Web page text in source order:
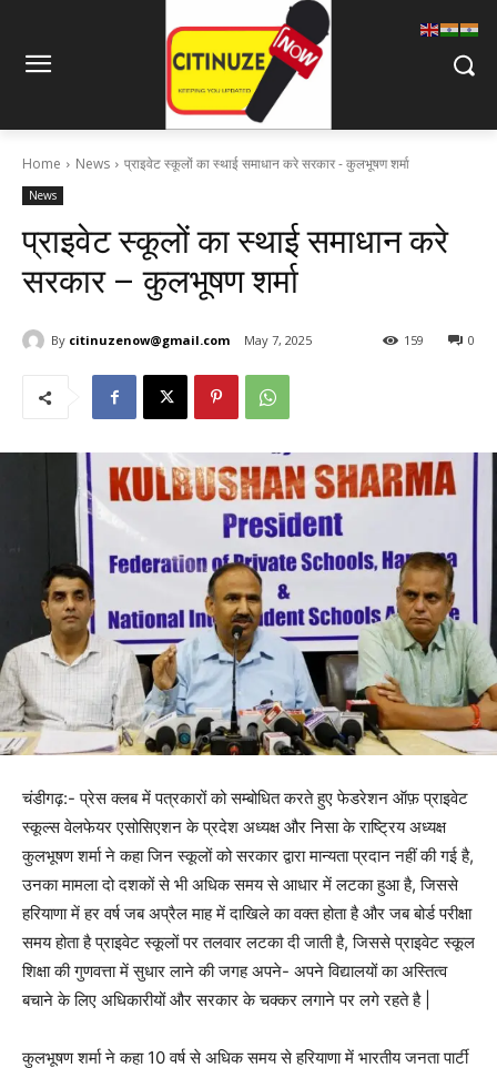
Home News प्राइवेट स्कूलों का स्थाई समाधान करे सरकार - कुलभूषण शर्मा
News
प्राइवेट स्कूलों का स्थाई समाधान करे
सरकार – कुलभूषण शर्मा
By citinuzenow@gmail.com May 7, 2025 0
159
चंडीगढ़:- प्रेस क्लब में पत्रकारों को सम्बोधित करते हुए फेडरेशन ऑफ़ प्राइवेट
स्कूल्स वेलफेयर एसोसिएशन के प्रदेश अध्यक्ष और निसा के राष्ट्रिय अध्यक्ष
कुलभूषण शर्मा ने कहा जिन स्कूलों को सरकार द्वारा मान्यता प्रदान नहीं की गई है,
उनका मामला दो दशकों से भी अधिक समय से आधार में लटका हुआ है, जिससे
हरियाणा में हर वर्ष जब अप्रैल माह में दाखिले का वक्त होता है और जब बोर्ड परीक्षा
समय होता है प्राइवेट स्कूलों पर तलवार लटका दी जाती है, जिससे प्राइवेट स्कूल
शिक्षा की गुणवत्ता में सुधार लाने की जगह अपने- अपने विद्यालयों का अस्तित्व
बचाने के लिए अधिकारीयों और सरकार के चक्कर लगाने पर लगे रहते है |
कुलभूषण शर्मा ने कहा 10 वर्ष से अधिक समय से हरियाणा में भारतीय जनता पार्टी